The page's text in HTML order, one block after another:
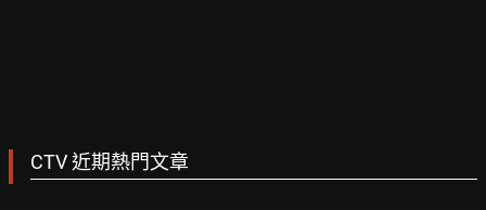
CTV 近期熱門文章